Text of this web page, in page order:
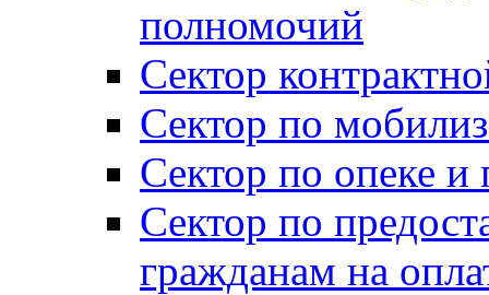
полномочий
Сектор
Сектор по
Сектор по опеке и
Сектор по
гражданам на